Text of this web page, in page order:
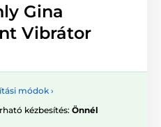
Gina
Vibrátor
módok ›
kézbesítés: Önnél